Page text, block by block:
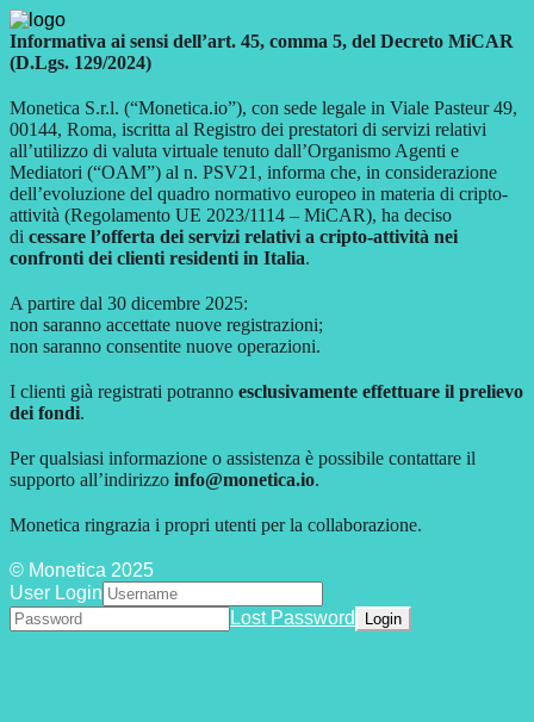
Informativa ai sensi dell’art. 45, comma 5, del Decreto MiCAR
(D.Lgs. 129/2024)
Monetica S.r.l. (“Monetica.io”), con sede legale in Viale Pasteur 49,
00144, Roma, iscritta al Registro dei prestatori di servizi relativi
all’utilizzo di valuta virtuale tenuto dall’Organismo Agenti e
Mediatori (“OAM”) al n. PSV21, informa che, in considerazione
dell’evoluzione del quadro normativo europeo in materia di cripto-
attività (Regolamento UE 2023/1114 – MiCAR), ha deciso
di cessare l’offerta dei servizi relativi a cripto-attività nei
confronti dei clienti residenti in Italia.
A partire dal 30 dicembre 2025:
non saranno accettate nuove registrazioni;
non saranno consentite nuove operazioni.
I clienti già registrati potranno esclusivamente effettuare il prelievo
dei fondi.
Per qualsiasi informazione o assistenza è possibile contattare il
supporto all’indirizzo info@monetica.io.
Monetica ringrazia i propri utenti per la collaborazione.
© Monetica 2025
User Login
Lost Password